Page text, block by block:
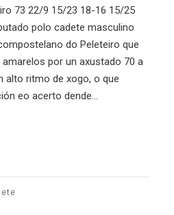
73 22/9 15/23 18-16 15/25
polo cadete masculino
do Peleteiro que
por un axustado 70 a
alto ritmo de xogo, o que
eo acerto dende...